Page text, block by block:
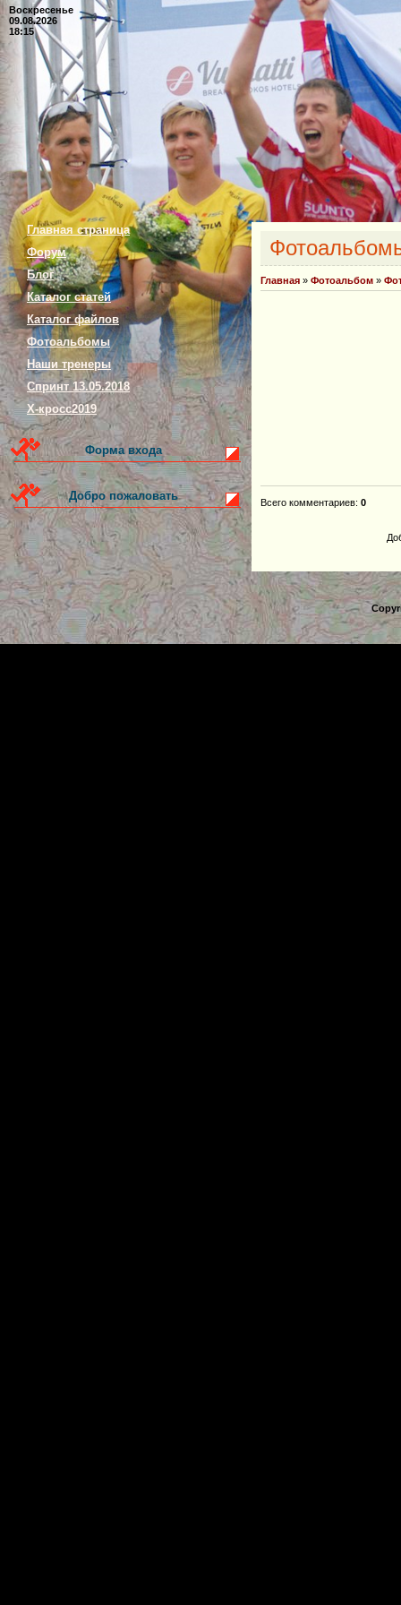
Воскресенье
09.08.2026
18:15
Главная страница
Форум
Блог
Каталог статей
Каталог файлов
Фотоальбомы
Наши тренеры
Спринт 13.05.2018
Х-кросс2019
Форма входа
Добро пожаловать
Главная » Фотоальбом »
Всего комментариев: 0